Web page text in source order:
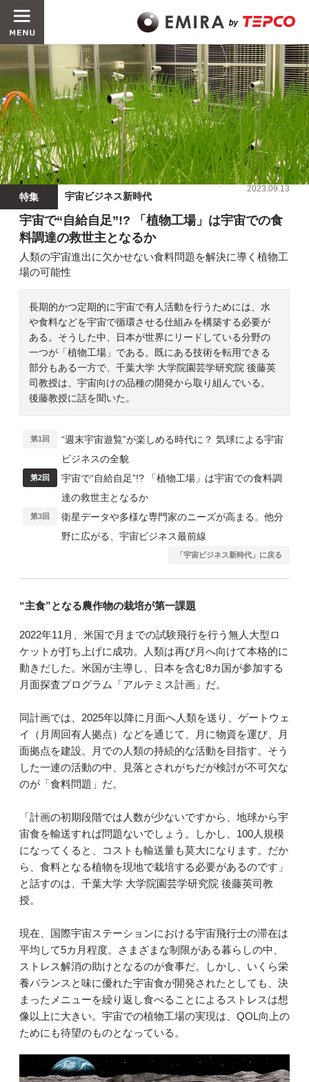
特集 宇宙ビジネス新時代
2023.09.13
宇宙で“自給自足”!? 「植物工場」は宇宙での食
料調達の救世主となるか
人類の宇宙進出に欠かせない食料問題を解決に導く植物工
場の可能性
長期的かつ定期的に宇宙で有人活動を行うためには、水
や食料などを宇宙で循環させる仕組みを構築する必要が
ある。そうした中、日本が世界にリードしている分野の
一つが「植物工場」である。既にある技術を転用できる
部分もある一方で、千葉大学 大学院園芸学研究院 後藤英
司教授は、宇宙向けの品種の開発から取り組んでいる。
後藤教授に話を聞いた。
第1回
“週末宇宙遊覧”が楽しめる時代に？ 気球による宇宙
ビジネスの全貌
第2回
宇宙で“自給自足”!? 「植物工場」は宇宙での食料調
達の救世主となるか
第3回
衛星データや多様な専門家のニーズが高まる。他分
野に広がる、宇宙ビジネス最前線
「宇宙ビジネス新時代」に戻る
“主食”となる農作物の栽培が第一課題
2022年11月、米国で月までの試験飛行を行う無人大型ロ
ケットが打ち上げに成功。人類は再び月へ向けて本格的に
動きだした。米国が主導し、日本を含む8カ国が参加する
月面探査プログラム「アルテミス計画」だ。
同計画では、2025年以降に月面へ人類を送り、ゲートウェ
イ（月周回有人拠点）などを通じて、月に物資を運び、月
面拠点を建設。月での人類の持続的な活動を目指す。そう
した一連の活動の中、見落とされがちだが検討が不可欠な
のが「食料問題」だ。
「計画の初期段階では人数が少ないですから、地球から宇
宙食を輸送すれば問題ないでしょう。しかし、100人規模
になってくると、コストも輸送量も莫大になります。だか
ら、食料となる植物を現地で栽培する必要があるのです」
と話すのは、千葉大学 大学院園芸学研究院 後藤英司教
授。
現在、国際宇宙ステーションにおける宇宙飛行士の滞在は
平均して5カ月程度。さまざまな制限がある暮らしの中、
ストレス解消の助けとなるのが食事だ。しかし、いくら栄
養バランスと味に優れた宇宙食が開発されたとしても、決
まったメニューを繰り返し食べることによるストレスは想
像以上に大きい。宇宙での植物工場の実現は、QOL向上の
ためにも待望のものとなっている。